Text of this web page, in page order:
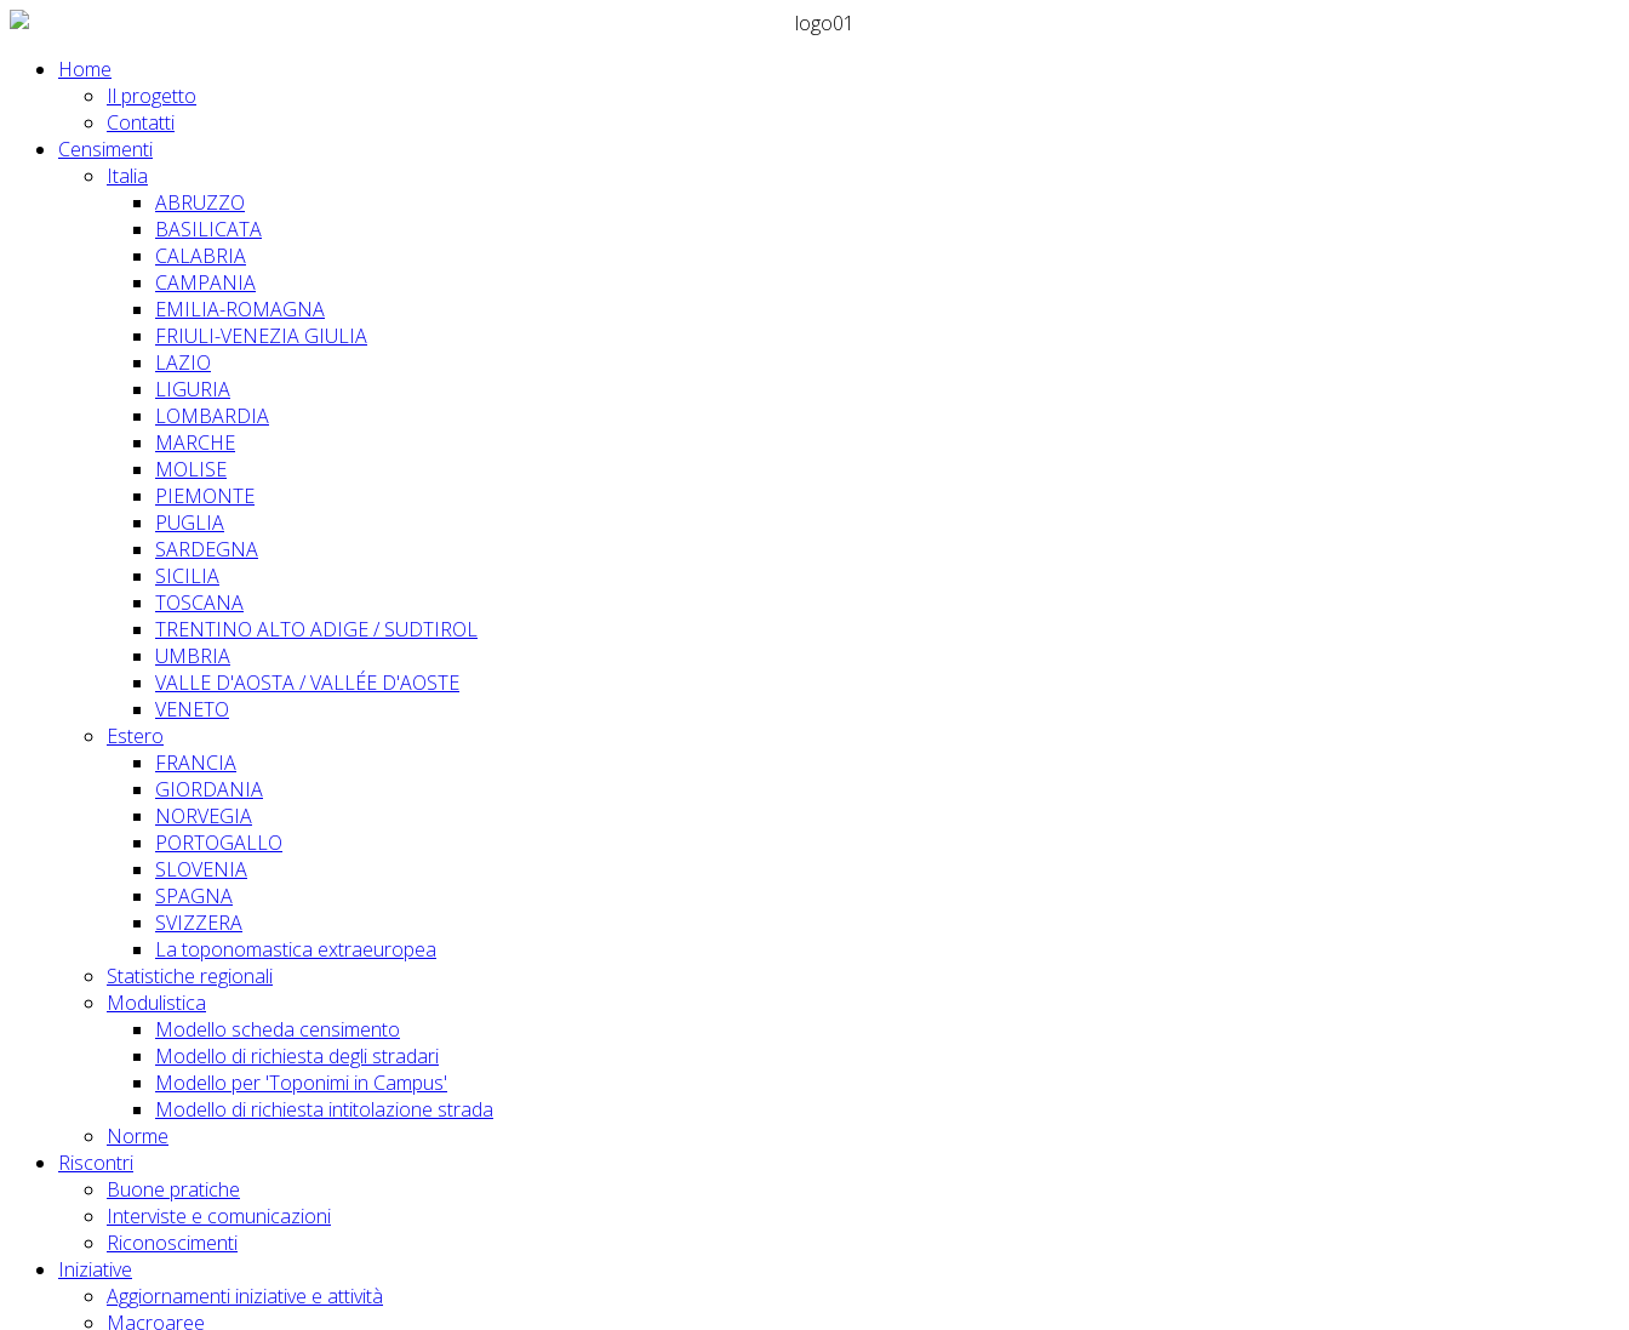
Home
Il progetto
Contatti
Censimenti
Italia
ABRUZZO
BASILICATA
CALABRIA
CAMPANIA
EMILIA-ROMAGNA
FRIULI-VENEZIA GIULIA
LAZIO
LIGURIA
LOMBARDIA
MARCHE
MOLISE
PIEMONTE
PUGLIA
SARDEGNA
SICILIA
TOSCANA
TRENTINO ALTO ADIGE / SUDTIROL
UMBRIA
VALLE D'AOSTA / VALLÉE D'AOSTE
VENETO
Estero
FRANCIA
GIORDANIA
NORVEGIA
PORTOGALLO
SLOVENIA
SPAGNA
SVIZZERA
La toponomastica extraeuropea
Statistiche regionali
Modulistica
Modello scheda censimento
Modello di richiesta degli stradari
Modello per 'Toponimi in Campus'
Modello di richiesta intitolazione strada
Norme
Riscontri
Buone pratiche
Interviste e comunicazioni
Riconoscimenti
Iniziative
Aggiornamenti iniziative e attività
Macroaree